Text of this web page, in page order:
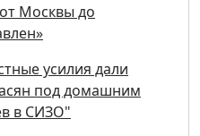
Москвы до
усилия дали
под домашним
в СИЗО"